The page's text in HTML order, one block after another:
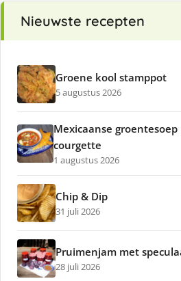
Nieuwste recepten
Groene kool stamppot
5 augustus 2026
Mexicaanse
courgette
1 augustus 2026
Chip & Dip
31 juli 2026
Pruimenjam met
28 juli 2026